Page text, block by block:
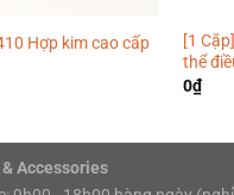
Hợp kim cao cấp
[1
thể
0₫
Accessories